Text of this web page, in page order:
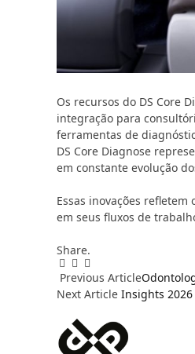
Os recursos do DS Core
integração para
ferramentas de
DS Core Diagnose
em constante evolução
Essas inovações
em seus fluxos de
Share.
Facebook
EmailWhatsApp
Previous Article
Next Article Insights